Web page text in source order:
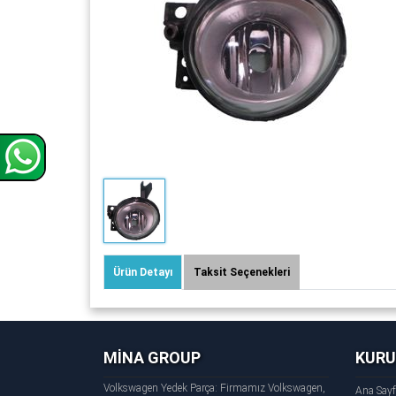
Ürün Detayı Taksit Seçenekleri
MİNA GROUP
Volkswagen Yedek Parça: Firmamız Volkswagen, Ana